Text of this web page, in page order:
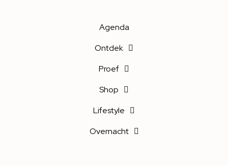
Agenda
Ontdek
Proef
Shop
Lifestyle
Overnacht